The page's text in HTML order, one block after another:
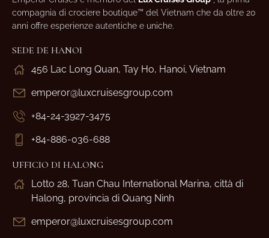
compagnia di crociere boutique™ del Vietnam che da oltre 20
anni offre esperienze autentiche e uniche.
SEDE DE HANOI
456 Lac Long Quan, Tay Ho, Hanoi, Vietnam
emperor@luxcruisesgroup.com
+84-24-3927-3475
+84-886-036-688
UFFICIO DI HALONG
Lotto 28, Tuan Chau International Marina, città di
Halong, provincia di Quang Ninh
emperor@luxcruisesgroup.com